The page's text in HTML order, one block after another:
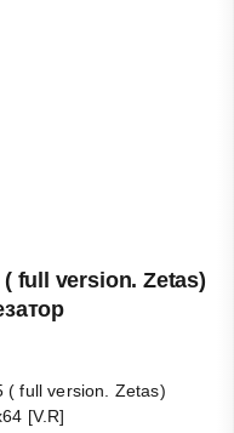
full version. Zetas)